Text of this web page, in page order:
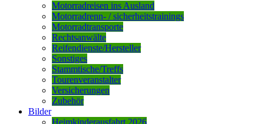
Motorradreisen ins Ausland
Motorradrenn- / sicherheitstrainings
Motorradtransporte
Rechtsanwälte
Reifendienste/Hersteller
Sonstiges
Stammtische/Treffs
Tourenveranstalter
Versicherungen
Zubehör
Bilder
Heimkinderausfahrt 2026